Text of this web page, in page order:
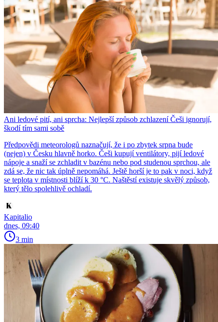
Ani ledové pití, ani sprcha: Nejlepší způsob zchlazení Češi ignorují,
škodí tím sami sobě
Předpovědi meteorologů naznačují, že i po zbytek srpna bude
(nejen) v Česku hlavně horko. Češi kupují ventilátory, pijí ledové
nápoje a snaží se zchladit v bazénu nebo pod studenou sprchou, ale
zdá se, že nic tak úplně nepomáhá. Ještě horší je to pak v noci, když
se teplota v místnosti blíží k 30 °C. Naštěstí existuje skvělý způsob,
který tělo spolehlivě ochladí.
Kapitalio
dnes, 09:40
3 min